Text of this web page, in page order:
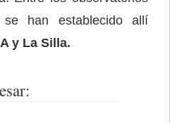
han establecido allí
y La Silla​.